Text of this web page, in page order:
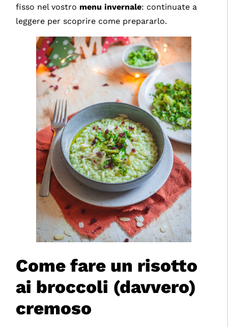
fisso nel vostro menu invernale: continuate a
leggere per scoprire come prepararlo.
Come fare un risotto
ai broccoli (davvero)
cremoso